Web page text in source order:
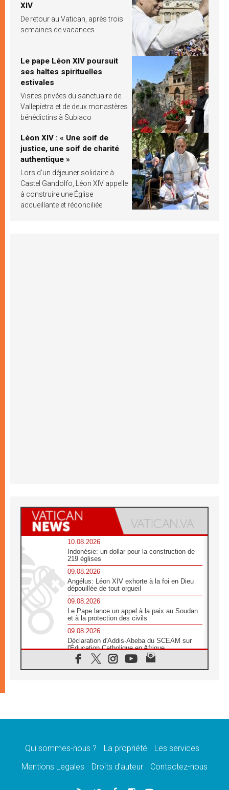
XIV
De retour au Vatican, après trois
semaines de vacances
Le pape Léon XIV poursuit
ses haltes spirituelles
estivales
Visites privées du sanctuaire de
Vallepietra et de deux monastères
bénédictins à Subiaco
Léon XIV : « Une soif de
justice, une soif de charité
authentique »
Lors d’un déjeuner solidaire à
Castel Gandolfo, Léon XIV appelle
à construire une Église
accueillante et réconciliée
10.08.2026
Indonésie: un dollar pour la construction de
219 églises
09.08.2026
Angélus: Léon XIV exhorte à la foi en Dieu
dépouillée de tout orgueil
09.08.2026
Le Pape lance un appel à la paix au Soudan
et à la protection des civils
09.08.2026
Déclaration d'Addis-Abeba du SCEAM sur
l'Éducation Catholique en Afrique
08.08.2026
En Cisjordanie, les chrétiens se sentent
08.08.2026
08.08.2026
des Universités catholiques
Qui sommes-nous ? La propriété
Les services
Mentions Legales
Droits d’auteur Contactez-nous